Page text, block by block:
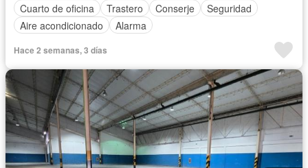
Cuarto de oficina
Trastero Conserje
Seguridad
Aire acondicionado
Alarma
Hace 2 semanas, 3 días